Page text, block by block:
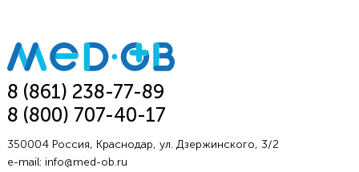
8 (861) 238-77-89
8 (800) 707-40-17
350004 Россия, Краснодар, ул. Дзержинского, 3/2
e-mail: info@med-ob.ru